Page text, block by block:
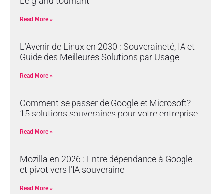
Read More »
L’Avenir de Linux en 2030 : Souveraineté, IA et
Guide des Meilleures Solutions par Usage
Read More »
Comment se passer de Google et Microsoft?
15 solutions souveraines pour votre entreprise
Read More »
Mozilla en 2026 : Entre dépendance à Google
et pivot vers l’IA souveraine
Read More »